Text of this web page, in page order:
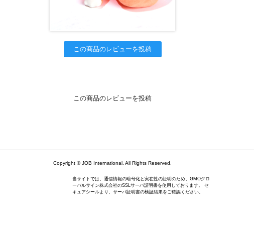
この商品のレビューを投稿
この商品のレビューを投稿
Copyright © JOB International. All Rights Reserved.
当サイトでは、通信情報の暗号化と実在性の証明のため、GMOグロ
ーバルサイン株式会社のSSLサーバ証明書を使用しております。 セ
キュアシールより、サーバ証明書の検証結果をご確認ください。